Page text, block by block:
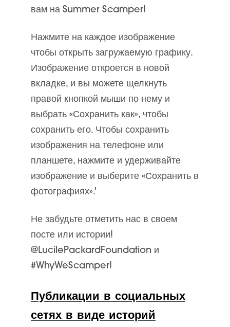
вам на Summer Scamper!
Нажмите на каждое изображение
чтобы открыть загружаемую графику.
Изображение откроется в новой
вкладке, и вы можете щелкнуть
правой кнопкой мыши по нему и
выбрать «Сохранить как», чтобы
сохранить его. Чтобы сохранить
изображения на телефоне или
планшете, нажмите и удерживайте
изображение и выберите «Сохранить в
фотографиях».'
Не забудьте отметить нас в своем
посте или истории!
@LucilePackardFoundation и
#WhyWeScamper!
Публикации в социальных
сетях в виде историй